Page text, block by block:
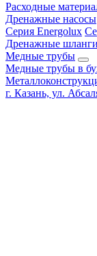
Расходные
Дренажные насосы
Серия Energolux
Дренажные шланги
Медные трубы
Медные трубы в
г. Казань, ул.